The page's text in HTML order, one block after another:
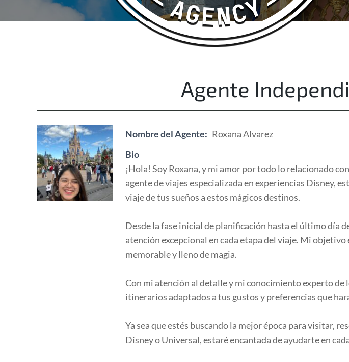
Agente
Nombre del Agente: Roxana Alvarez
Bio
¡Hola! Soy Roxana, y mi amor por todo lo relacionado
agente de viajes especializada en experiencias Disney,
viaje de tus sueños a estos mágicos destinos.
Desde la fase inicial de planificación hasta el último día
atención excepcional en cada etapa del viaje. Mi
memorable y lleno de magia.
Con mi atención al detalle y mi conocimiento experto
itinerarios adaptados a tus gustos y preferencias que
Ya sea que estés buscando la mejor época para visitar,
Disney o Universal, estaré encantada de ayudarte en